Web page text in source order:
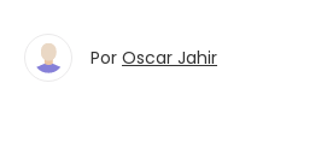
Por Oscar Jahir